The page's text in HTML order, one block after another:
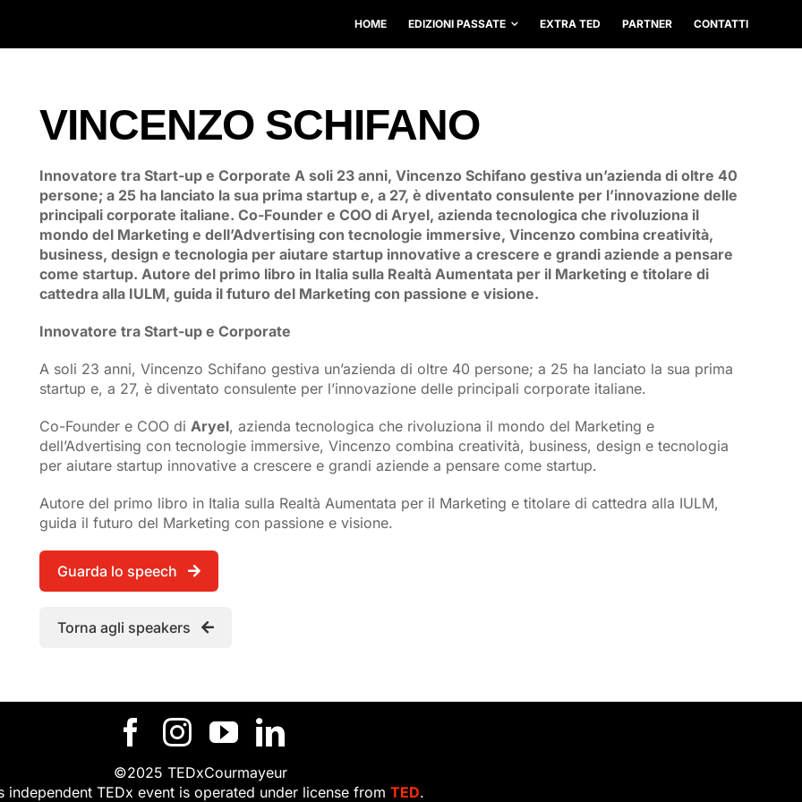
HOME EDIZIONI PASSATE EXTRA TED PARTNER CONTATTI
VINCENZO SCHIFANO
Innovatore tra Start-up e Corporate A soli 23 anni, Vincenzo Schifano gestiva un’azienda di oltre 40
persone; a 25 ha lanciato la sua prima startup e, a 27, è diventato consulente per l’innovazione delle
principali corporate italiane. Co-Founder e COO di Aryel, azienda tecnologica che rivoluziona il
mondo del Marketing e dell’Advertising con tecnologie immersive, Vincenzo combina creatività,
business, design e tecnologia per aiutare startup innovative a crescere e grandi aziende a pensare
come startup. Autore del primo libro in Italia sulla Realtà Aumentata per il Marketing e titolare di
cattedra alla IULM, guida il futuro del Marketing con passione e visione.
Innovatore tra Start-up e Corporate
A soli 23 anni, Vincenzo Schifano gestiva un’azienda di oltre 40 persone; a 25 ha lanciato la sua prima
startup e, a 27, è diventato consulente per l’innovazione delle principali corporate italiane.
Co-Founder e COO diAryel, azienda tecnologica che rivoluziona il mondo del Marketing e
dell’Advertising con tecnologie immersive, Vincenzo combina creatività, business, design e tecnologia
per aiutare startup innovative a crescere e grandi aziende a pensare come startup.
Autore del primo libro in Italia sulla Realtà Aumentata per il Marketing e titolare di cattedra alla IULM,
guida il futuro del Marketing con passione e visione.
Guarda lo speech
Torna agli speakers
©2025 TEDxCourmayeur
independent TEDx event is operated under license from TED.